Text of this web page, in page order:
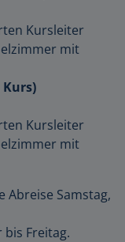
Kursleiter
mit
Kursleiter
mit
Abreise Samstag,
bis Freitag.